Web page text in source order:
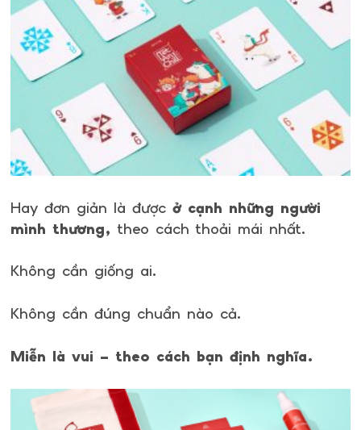
Hay đơn giản là được ở cạnh những người
mình thương, theo cách thoải mái nhất.
Không cần giống ai.
Không cần đúng chuẩn nào cả.
Miễn là vui – theo cách bạn định nghĩa.